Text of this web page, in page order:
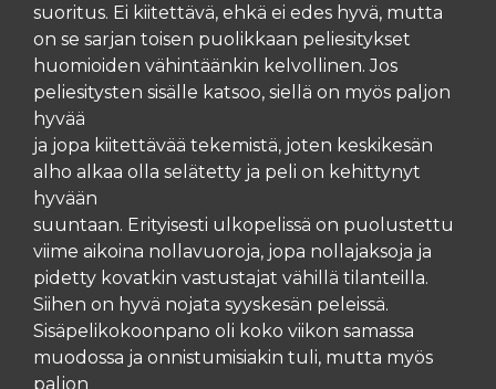
suoritus. Ei kiitettävä, ehkä ei edes hyvä, mutta
on se sarjan toisen puolikkaan peliesitykset
huomioiden vähintäänkin kelvollinen. Jos
peliesitysten sisälle katsoo, siellä on myös paljon
hyvää
ja jopa kiitettävää tekemistä, joten keskikesän
alho alkaa olla selätetty ja peli on kehittynyt
hyvään
suuntaan. Erityisesti ulkopelissä on puolustettu
viime aikoina nollavuoroja, jopa nollajaksoja ja
pidetty kovatkin vastustajat vähillä tilanteilla.
Siihen on hyvä nojata syyskesän peleissä.
Sisäpelikokoonpano oli koko viikon samassa
muodossa ja onnistumisiakin tuli, mutta myös
paljon